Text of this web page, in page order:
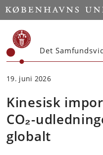
Start
Det
19. juni 2026
Kinesisk
CO₂-
globalt